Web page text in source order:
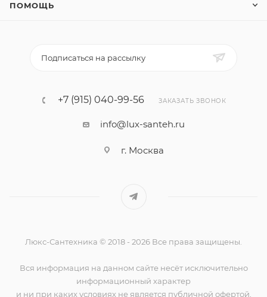
ПОМОЩЬ
Подписаться на рассылку
+7 (915) 040-99-56 ЗАКАЗАТЬ ЗВОНОК
info@lux-santeh.ru
г. Москва
Люкс-Сантехника © 2018 - 2026 Все права защищены.
Вся информация на данном сайте несёт исключительно
информационный характер
и ни при каких условиях не является публичной офертой,